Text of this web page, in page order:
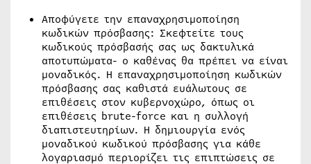
Αποφύγετε την επαναχρησιμοποίηση
κωδικών πρόσβασης: Σκεφτείτε τους
κωδικούς πρόσβασής σας ως δακτυλικά
αποτυπώματα- ο καθένας θα πρέπει να είναι
μοναδικός. Η επαναχρησιμοποίηση κωδικών
πρόσβασης σας καθιστά ευάλωτους σε
επιθέσεις στον κυβερνοχώρο, όπως οι
επιθέσεις brute-force και η συλλογή
διαπιστευτηρίων. Η δημιουργία ενός
μοναδικού κωδικού πρόσβασης για κάθε
λογαριασμό περιορίζει τις επιπτώσεις σε